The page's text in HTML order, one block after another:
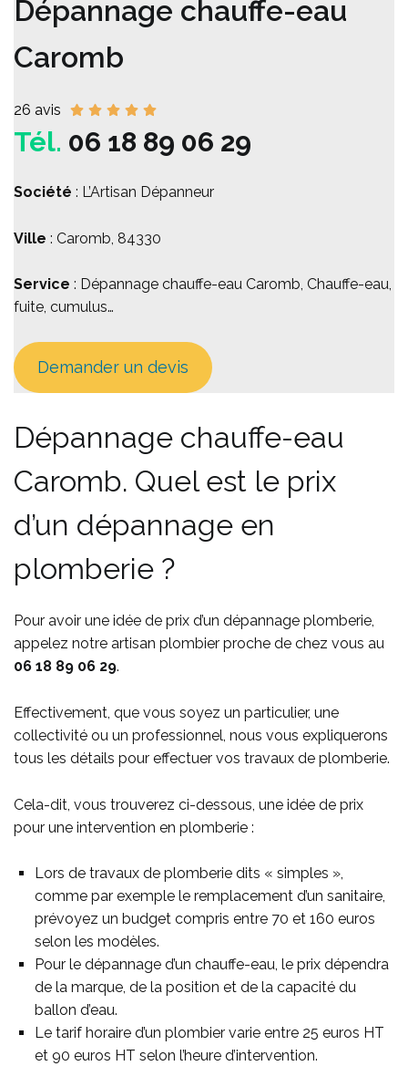
Dépannage chauffe-eau
Caromb
26 avis
Tél. 06 18 89 06 29
Société : L’Artisan Dépanneur
Ville : Caromb, 84330
Service : Dépannage chauffe-eau Caromb, Chauffe-eau,
fuite, cumulus…
Demander un devis
Dépannage chauffe-eau
Caromb. Quel est le prix
d’un dépannage en
plomberie ?
Pour avoir une idée de prix d’un dépannage plomberie,
appelez notre artisan plombier proche de chez vous au
06 18 89 06 29.
Effectivement, que vous soyez un particulier, une
collectivité ou un professionnel, nous vous expliquerons
tous les détails pour effectuer vos travaux de plomberie.
Cela-dit, vous trouverez ci-dessous, une idée de prix
pour une intervention en plomberie :
Lors de travaux de plomberie dits « simples »,
comme par exemple le remplacement d’un sanitaire,
prévoyez un budget compris entre 70 et 160 euros
selon les modèles.
Pour le dépannage d’un chauffe-eau, le prix dépendra
de la marque, de la position et de la capacité du
ballon d’eau.
Le tarif horaire d’un plombier varie entre 25 euros HT
et 90 euros HT selon l’heure d’intervention.